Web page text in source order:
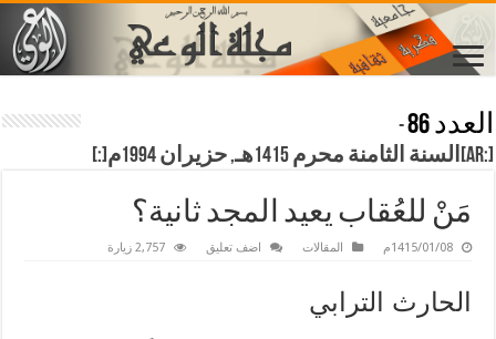
العدد 86
-
[:ar]السنة الثامنة محرم 1415هـ, حزيران 1994م[:]
مَنْ للعُقاب يعيد المجد ثانية؟
1415/01/08م المقالات اضف تعليق 2,757 زيارة
الحارث الترابي